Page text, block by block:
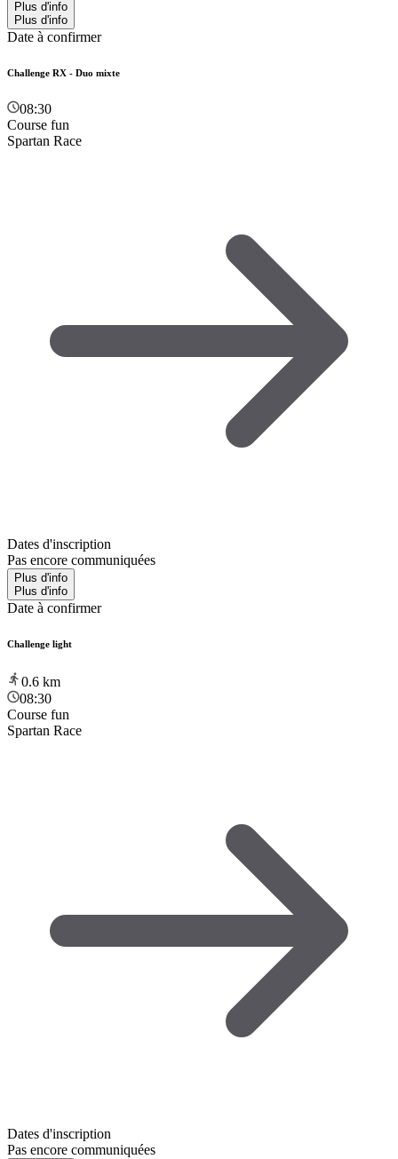
Plus d'info
Plus d'info
Date à confirmer
Challenge RX - Duo mixte
08:30
Course fun
Spartan Race
Dates d'inscription
Pas encore communiquées
Plus d'info
Plus d'info
Date à confirmer
Challenge light
0.6 km
08:30
Course fun
Spartan Race
Dates d'inscription
Pas encore communiquées